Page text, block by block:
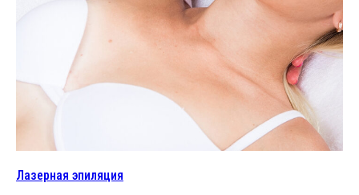
Лазерная эпиляция